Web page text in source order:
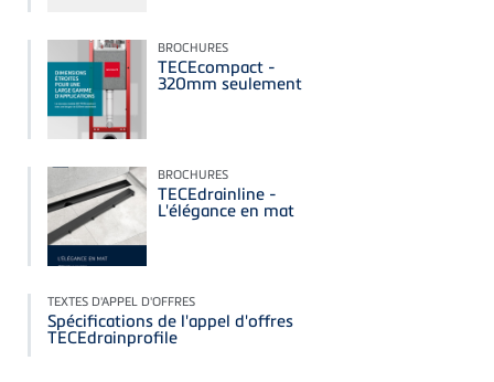
BROCHURES
TECEcompact -
320mm seulement
BROCHURES
TECEdrainline -
L'élégance en mat
TEXTES D'APPEL D'OFFRES
Spécifications de l'appel d'offres
TECEdrainprofile